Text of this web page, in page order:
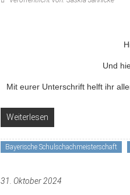
Und
Mit eurer Unterschrift helft ihr
Weiterlesen
Bayerische Schulschachmeisterschaft
31. Oktober 2024